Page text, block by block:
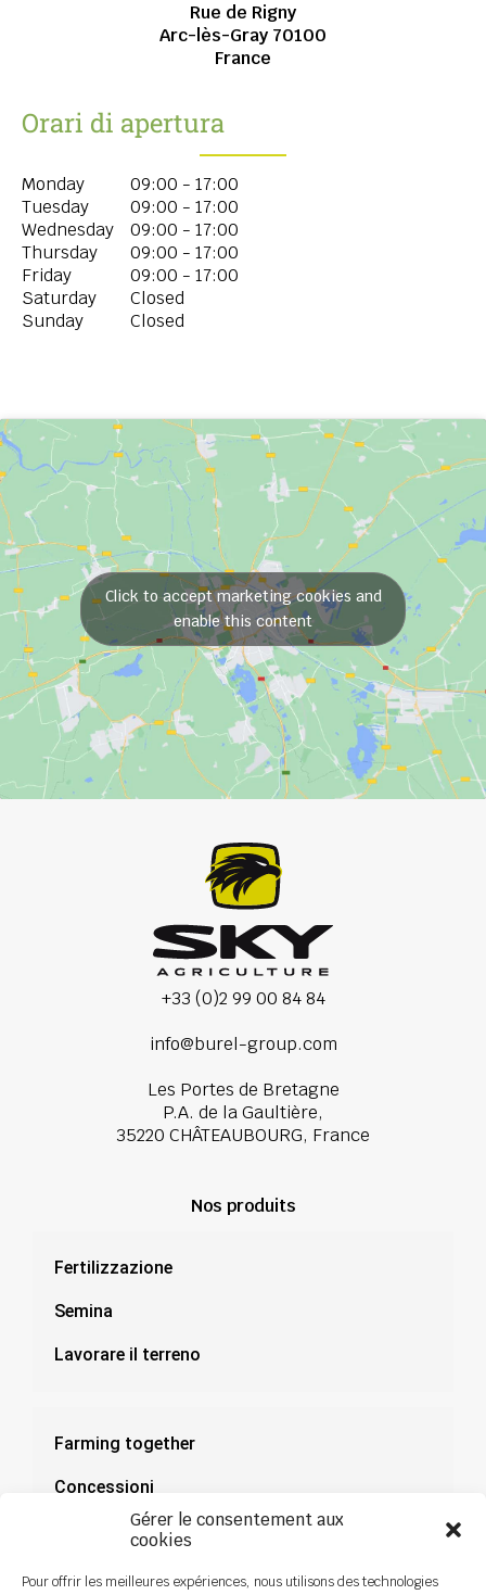
Gérer le consentement aux
cookies
Pour offrir les meilleures expériences, nous utilisons des technologies
Rue de Rigny
Arc-lès-Gray 70100
France
Orari di apertura
Monday
09:00 - 17:00
Tuesday
09:00 - 17:00
Wednesday
09:00 - 17:00
Thursday
09:00 - 17:00
Friday
09:00 - 17:00
Saturday
Closed
Sunday
Closed
Click to accept marketing cookies and
enable this content
+33 (0)2 99 00 84 84
info@burel-group.com
Les Portes de Bretagne
P.A. de la Gaultière,
35220 CHÂTEAUBOURG, France
Nos produits
Fertilizzazione
Semina
Lavorare il terreno
Farming together
Concessioni
Documentazione
Notizie